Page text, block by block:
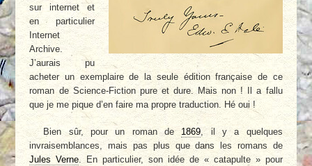
sur internet et
en particulier
Internet
Archive.
J’aurais pu
acheter un exemplaire de la seule édition française de ce
roman de Science-Fiction pure et dure. Mais non ! Il a fallu
que je me pique d’en faire ma propre traduction. Hé oui !
Bien sûr, pour un roman de 1869, il y a quelques
invraisemblances, mais pas plus que dans les romans de
Jules Verne. En particulier, son idée de « catapulte » pour